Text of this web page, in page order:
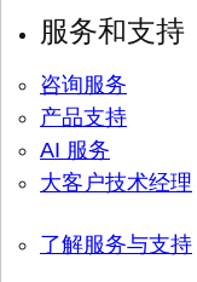
服务和支持
咨询服务
产品支持
AI 服务
大客户技术经理
了解服务与支持